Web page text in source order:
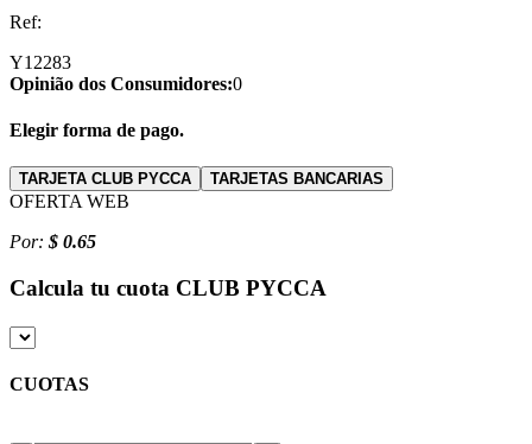
Ref:
Y12283
Opinião dos Consumidores:0
Elegir forma de pago.
TARJETA CLUB PYCCA TARJETAS BANCARIAS
OFERTA WEB
Por: $ 0.65
Calcula tu cuota CLUB PYCCA
CUOTAS